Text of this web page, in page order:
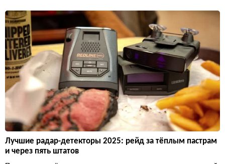
Лучшие радар-детекторы 2025: рейд за тёплым пастрам
и через пять штатов